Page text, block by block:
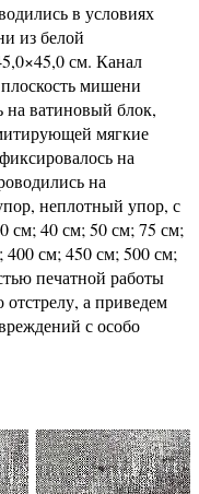
в условиях
из белой
см. Канал
мишени
ватиновый блок,
мягкие
на
на
неплотный упор, с
см; 40 см; 50 см; 75 см;
400 см; 450 см; 500 см;
печатной работы
а приведем
с особо